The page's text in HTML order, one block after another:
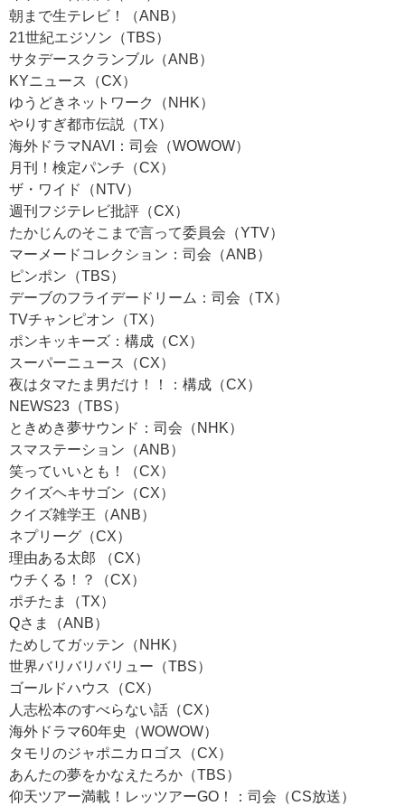
朝まで生テレビ！（ANB）
21世紀エジソン（TBS）
サタデースクランブル（ANB）
KYニュース（CX）
ゆうどきネットワーク（NHK）
やりすぎ都市伝説（TX）
海外ドラマNAVI：司会（WOWOW）
月刊！検定パンチ（CX）
ザ・ワイド（NTV）
週刊フジテレビ批評（CX）
たかじんのそこまで言って委員会（YTV）
マーメードコレクション：司会（ANB）
ピンポン（TBS）
デーブのフライデードリーム：司会（TX）
TVチャンピオン（TX）
ポンキッキーズ：構成（CX）
スーパーニュース（CX）
夜はタマたま男だけ！！：構成（CX）
NEWS23（TBS）
ときめき夢サウンド：司会（NHK）
スマステーション（ANB）
笑っていいとも！（CX）
クイズヘキサゴン（CX）
クイズ雑学王（ANB）
ネプリーグ（CX）
理由ある太郎 （CX）
ウチくる！？（CX）
ポチたま（TX）
Qさま（ANB）
ためしてガッテン（NHK）
世界バリバリバリュー（TBS）
ゴールドハウス（CX）
人志松本のすべらない話（CX）
海外ドラマ60年史（WOWOW）
タモリのジャポニカロゴス（CX）
あんたの夢をかなえたろか（TBS）
仰天ツアー満載！レッツアーGO！：司会（CS放送）